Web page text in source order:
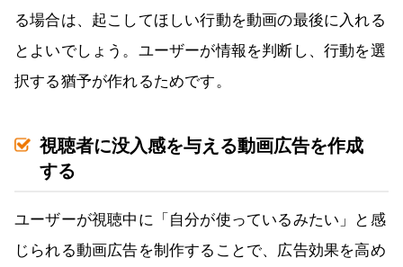
る場合は、起こしてほしい行動を動画の最後に入れる
とよいでしょう。ユーザーが情報を判断し、行動を選
択する猶予が作れるためです。
視聴者に没入感を与える動画広告を作成
する
ユーザーが視聴中に「自分が使っているみたい」と感
じられる動画広告を制作することで、広告効果を高め